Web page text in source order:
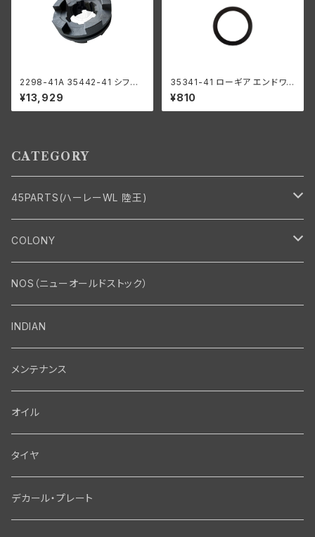
2298-41A 35442-41 シフト
クラッチ ロー リバース用 ハー
レーダビッドソン 1941-73年
WL G
¥13,929
35341-41 ローギア エンドワッ
シャー1個
¥810
CATEGORY
45PARTS(ハーレーWL 陸王)
エンジン
エンジン・シリンダーヘッド
バルブ・タペット関係
エンジン関係 ビックツイン
マフラー・インテーク・キャブレター
マフラー関係
インテーク・キャブレター関係
エレクトリカル
ジェネレーター関係
ディストリビューター関係
駆動系
ドライブチェーン関係
スプロケット・ベルトドライブキット
フロントフォーク・フレーム
フロントフォーク関係
ソフテイル用 New Springer Fork
シート・サドルバッグ
シートポスト関係
ハンドルバー・タンク・フェンダー
COLONY
Bolt・Nut
Nut
Screw
Front End・Rear End
Wheel-Brake
Fork-Shockabsorber
Motor
Motor
Carbrator
Transmission・Primary
Transmission-Shifter
Primary-clutch-Kickstarter
Gastank・Oiltank
Oilline
Electrical
NOS（ニューオールドストック）
INDIAN
メンテナンス
オイル
タイヤ
デカール・プレート